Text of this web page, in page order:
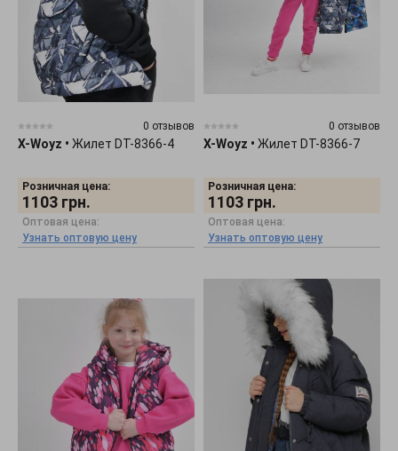
0 отзывов
X-Woyz • Жилет DT-8366-4
Розничная цена:
1103 грн.
Оптовая цена:
Узнать оптовую цену
0 отзывов
X-Woyz • Жилет DT-8366-7
Розничная цена:
1103 грн.
Оптовая цена:
Узнать оптовую цену